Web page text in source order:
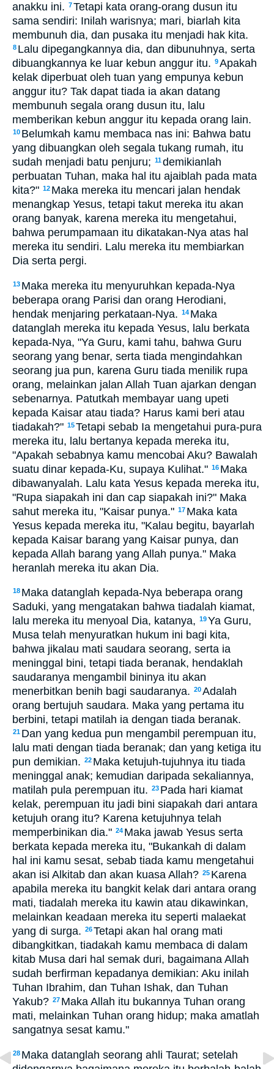
anakku ini. 7Tetapi kata orang-orang dusun itu
sama sendiri: Inilah warisnya; mari, biarlah kita
membunuh dia, dan pusaka itu menjadi hak kita.
8 Lalu dipegangkannya dia, dan dibunuhnya, serta
dibuangkannya ke luar kebun anggur itu. 9Apakah
kelak diperbuat oleh tuan yang empunya kebun
anggur itu? Tak dapat tiada ia akan datang
membunuh segala orang dusun itu, lalu
memberikan kebun anggur itu kepada orang lain.
10 Belumkah kamu membaca nas ini: Bahwa batu
yang dibuangkan oleh segala tukang rumah, itu
sudah menjadi batu penjuru; 11demikianlah
perbuatan Tuhan, maka hal itu ajaiblah pada mata
kita?" 12 Maka mereka itu mencari jalan hendak
menangkap Yesus, tetapi takut mereka itu akan
orang banyak, karena mereka itu mengetahui,
bahwa perumpamaan itu dikatakan-Nya atas hal
mereka itu sendiri. Lalu mereka itu membiarkan
Dia serta pergi.
13 Maka mereka itu menyuruhkan kepada-Nya
beberapa orang Parisi dan orang Herodiani,
hendak menjaring perkataan-Nya. 14 Maka
datanglah mereka itu kepada Yesus, lalu berkata
kepada-Nya, "Ya Guru, kami tahu, bahwa Guru
seorang yang benar, serta tiada mengindahkan
seorang jua pun, karena Guru tiada menilik rupa
orang, melainkan jalan Allah Tuan ajarkan dengan
sebenarnya. Patutkah membayar uang upeti
kepada Kaisar atau tiada? Harus kami beri atau
tiadakah?" 15Tetapi sebab Ia mengetahui pura-pura
mereka itu, lalu bertanya kepada mereka itu,
"Apakah sebabnya kamu mencobai Aku? Bawalah
suatu dinar kepada-Ku, supaya Kulihat." 16 Maka
dibawanyalah. Lalu kata Yesus kepada mereka itu,
"Rupa siapakah ini dan cap siapakah ini?" Maka
sahut mereka itu, "Kaisar punya." 17 Maka kata
Yesus kepada mereka itu, "Kalau begitu, bayarlah
kepada Kaisar barang yang Kaisar punya, dan
kepada Allah barang yang Allah punya." Maka
heranlah mereka itu akan Dia.
18 Maka datanglah kepada-Nya beberapa orang
Saduki, yang mengatakan bahwa tiadalah kiamat,
lalu mereka itu menyoal Dia, katanya, 19Ya Guru,
Musa telah menyuratkan hukum ini bagi kita,
bahwa jikalau mati saudara seorang, serta ia
meninggal bini, tetapi tiada beranak, hendaklah
saudaranya mengambil bininya itu akan
menerbitkan benih bagi saudaranya. 20Adalah
orang bertujuh saudara. Maka yang pertama itu
berbini, tetapi matilah ia dengan tiada beranak.
21 Dan yang kedua pun mengambil perempuan itu,
lalu mati dengan tiada beranak; dan yang ketiga itu
pun demikian. 22 Maka ketujuh-tujuhnya itu tiada
meninggal anak; kemudian daripada sekaliannya,
matilah pula perempuan itu. 23 Pada hari kiamat
kelak, perempuan itu jadi bini siapakah dari antara
ketujuh orang itu? Karena ketujuhnya telah
memperbinikan dia." 24 Maka jawab Yesus serta
berkata kepada mereka itu, "Bukankah di dalam
hal ini kamu sesat, sebab tiada kamu mengetahui
akan isi Alkitab dan akan kuasa Allah? 25 Karena
apabila mereka itu bangkit kelak dari antara orang
mati, tiadalah mereka itu kawin atau dikawinkan,
melainkan keadaan mereka itu seperti malaekat
yang di surga. 26Tetapi akan hal orang mati
dibangkitkan, tiadakah kamu membaca di dalam
kitab Musa dari hal semak duri, bagaimana Allah
sudah berfirman kepadanya demikian: Aku inilah
Tuhan Ibrahim, dan Tuhan Ishak, dan Tuhan
Yakub? 27 Maka Allah itu bukannya Tuhan orang
mati, melainkan Tuhan orang hidup; maka amatlah
sangatnya sesat kamu."
28 Maka datanglah seorang ahli Taurat; setelah